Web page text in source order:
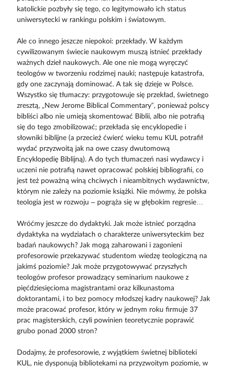
katolickie pozbyły się tego, co legitymowało ich status
uniwersytecki w rankingu polskim i światowym.
Ale co innego jeszcze niepokoi: przekłady. W każdym
cywilizowanym świecie naukowym muszą istnieć przekłady
ważnych dzieł naukowych. Ale one nie mogą wyręczyć
teologów w tworzeniu rodzimej nauki; następuje katastrofa,
gdy one zaczynają dominować. A tak się dzieje w Polsce.
Wszystko się tłumaczy: przygotowuje się przekład, świetnego
zresztą, „New Jerome Biblical Commentary”, ponieważ polscy
bibliści albo nie umieją skomentować Biblii, albo nie potrafią
się do tego zmobilizować; przekłada się encyklopedie i
słowniki biblijne (a przecież ćwierć wieku temu KUL potrafił
wydać przyzwoitą jak na owe czasy dwutomową
Encyklopedię Biblijną). A do tych tłumaczeń nasi wydawcy i
uczeni nie potrafią nawet opracować polskiej bibliografii, co
jest też poważną winą chciwych i nieambitnych wydawnictw,
którym nie zależy na poziomie książki. Nie mówmy, że polska
teologia jest w rozwoju – pogrąża się w głębokim regresie…
Wróćmy jeszcze do dydaktyki. Jak może istnieć porządna
dydaktyka na wydziałach o charakterze uniwersyteckim bez
badań naukowych? Jak mogą zaharowani i zagonieni
profesorowie przekazywać studentom wiedzę teologiczną na
jakimś poziomie? Jak może przygotowywać przyszłych
teologów profesor prowadzący seminarium naukowe z
pięćdziesięcioma magistrantami oraz kilkunastoma
doktorantami, i to bez pomocy młodszej kadry naukowej? Jak
może pracować profesor, który w jednym roku firmuje 37
prac magisterskich, czyli powinien teoretycznie poprawić
grubo ponad 2000 stron?
Dodajmy, że profesorowie, z wyjątkiem świetnej biblioteki
KUL, nie dysponują bibliotekami na przyzwoitym poziomie, w